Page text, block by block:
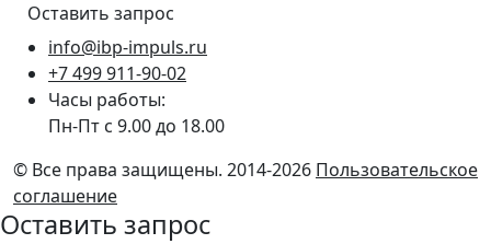
Оставить запрос
info@ibp-impuls.ru
+7 499 911-90-02
Часы работы:
Пн-Пт с 9.00 до 18.00
© Все права защищены. 2014-2026 Пользовательское
соглашение
Оставить запрос